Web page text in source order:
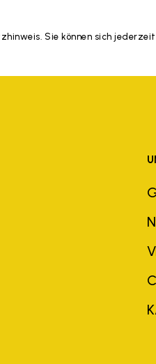
Sie können sich